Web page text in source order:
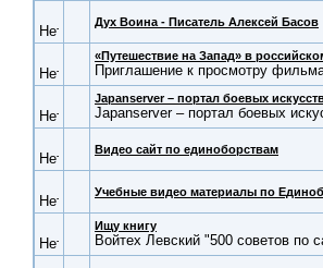
Дух Воина - Писатель Алексей Басов
«Путешествие на Запад» в
Приглашение к просмотру
Japanserver – портал боевых
Japanserver – портал боевых
Видео сайт по единоборствам
Учебные видео материалы по
Ищу книгу
Войтех Левский "500 советов по